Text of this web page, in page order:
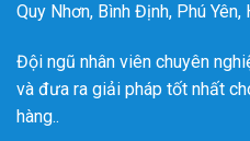
Quy Nhơn, Bình Định, Phú Yên,
Đội ngũ nhân viên chuyên
và đưa ra giải pháp tốt nhất
hàng..